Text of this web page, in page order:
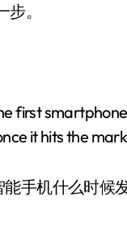
。
first
it hits the
手机什么时候